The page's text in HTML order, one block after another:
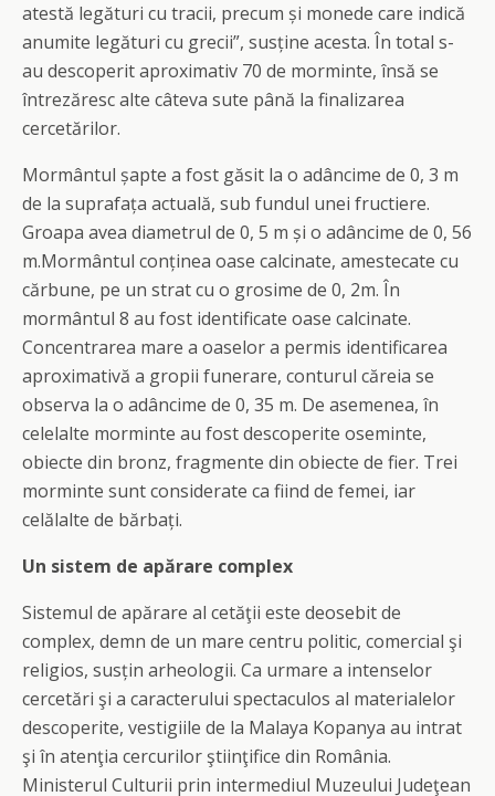
atestă legături cu tracii, precum și monede care indică
anumite legături cu grecii”, susține acesta. În total s-
au descoperit aproximativ 70 de morminte, însă se
întrezăresc alte câteva sute până la finalizarea
cercetărilor.
Mormântul șapte a fost găsit la o adâncime de 0, 3 m
de la suprafața actuală, sub fundul unei fructiere.
Groapa avea diametrul de 0, 5 m și o adâncime de 0, 56
m.Mormântul conținea oase calcinate, amestecate cu
cărbune, pe un strat cu o grosime de 0, 2m. În
mormântul 8 au fost identificate oase calcinate.
Concentrarea mare a oaselor a permis identificarea
aproximativă a gropii funerare, conturul căreia se
observa la o adâncime de 0, 35 m. De asemenea, în
celelalte morminte au fost descoperite oseminte,
obiecte din bronz, fragmente din obiecte de fier. Trei
morminte sunt considerate ca fiind de femei, iar
celălalte de bărbați.
Un sistem de apărare complex
Sistemul de apărare al cetăţii este deosebit de
complex, demn de un mare centru politic, comercial şi
religios, susțin arheologii. Ca urmare a intenselor
cercetări şi a caracterului spectaculos al materialelor
descoperite, vestigiile de la Malaya Kopanya au intrat
şi în atenţia cercurilor ştiinţifice din România.
Ministerul Culturii prin intermediul Muzeului Judeţean